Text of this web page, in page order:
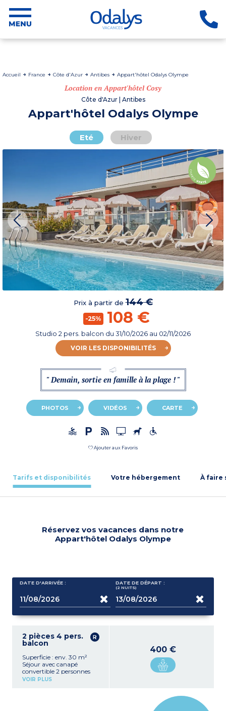
Accueil France Côte d'Azur Antibes Appart'hôtel Odalys Olympe
Location en Appart'hôtel Cosy
Côte d'Azur | Antibes
Appart'hôtel Odalys Olympe
Eté Hiver
Prix à partir de144 €
-25% 108 €
Studio 2 pers. balcon du 31/10/2026 au 02/11/2026
VOIR LES DISPONIBILITÉS
" Demain, sortie en famille à la plage ! "
PHOTOS VIDÉOS CARTE
Ajouter aux Favoris
Tarifs et disponibilités Votre hébergement À faire
Réservez vos vacances dans notre
Appart'hôtel Odalys Olympe
DATE D'ARRIVÉE : DATE DE DÉPART :
(2 NUITS)
2 pièces 4 pers.
balcon
Superficie : env. 30 m²
Séjour avec canapé
convertible 2 personnes
Kitchenette équipée
VOIR PLUS
400 €